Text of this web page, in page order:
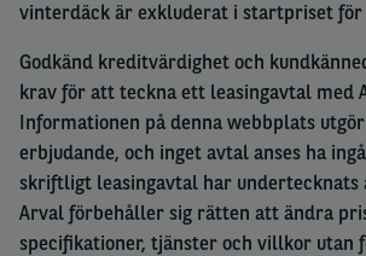
vinterdäck är exkluderat i startpriset för
Godkänd kreditvärdighet och
krav för att teckna ett leasingavtal med
Informationen på denna webbplats
erbjudande, och inget avtal anses ha
skriftligt leasingavtal har undertecknats
Arval förbehåller sig rätten att ändra
specifikationer, tjänster och villkor utan